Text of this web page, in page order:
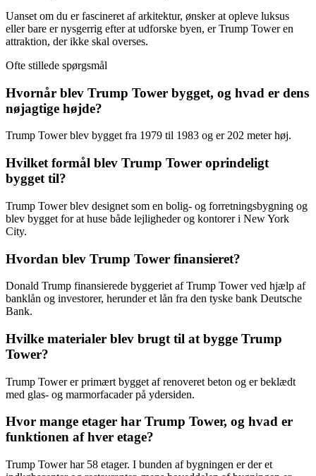
Uanset om du er fascineret af arkitektur, ønsker at opleve luksus
eller bare er nysgerrig efter at udforske byen, er Trump Tower en
attraktion, der ikke skal overses.
Ofte stillede spørgsmål
Hvornår blev Trump Tower bygget, og hvad er dens
nøjagtige højde?
Trump Tower blev bygget fra 1979 til 1983 og er 202 meter høj.
Hvilket formål blev Trump Tower oprindeligt
bygget til?
Trump Tower blev designet som en bolig- og forretningsbygning og
blev bygget for at huse både lejligheder og kontorer i New York
City.
Hvordan blev Trump Tower finansieret?
Donald Trump finansierede byggeriet af Trump Tower ved hjælp af
banklån og investorer, herunder et lån fra den tyske bank Deutsche
Bank.
Hvilke materialer blev brugt til at bygge Trump
Tower?
Trump Tower er primært bygget af renoveret beton og er beklædt
med glas- og marmorfacader på ydersiden.
Hvor mange etager har Trump Tower, og hvad er
funktionen af hver etage?
Trump Tower har 58 etager. I bunden af ​​bygningen er der et